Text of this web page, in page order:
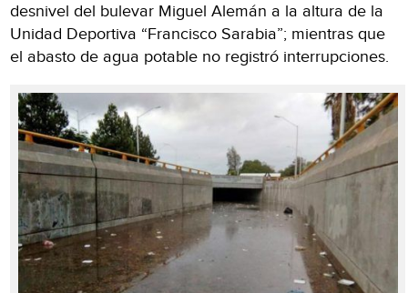
desnivel del bulevar Miguel Alemán a la altura de la
Unidad Deportiva “Francisco Sarabia”; mientras que
el abasto de agua potable no registró interrupciones.